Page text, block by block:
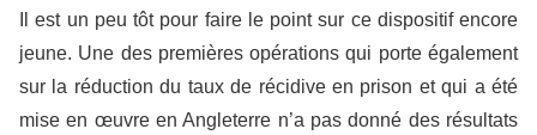
Il est un peu tôt pour faire le point sur ce dispositif encore
jeune. Une des premières opérations qui porte également
sur la réduction du taux de récidive en prison et qui a été
mise en œuvre en Angleterre n’a pas donné des résultats